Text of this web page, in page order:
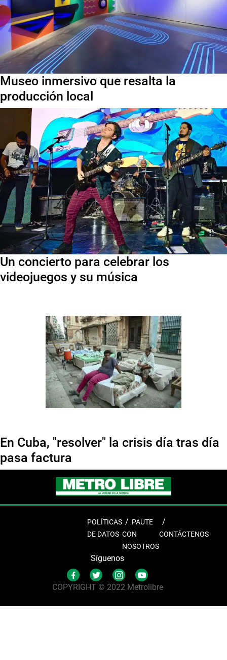
Museo inmersivo que resalta la
producción local
Un concierto para celebrar los
videojuegos y su música
En Cuba, "resolver" la crisis día tras día
pasa factura
POLÍTICAS
DE DATOS
PAUTE
CON
NOSOTROS
CONTÁCTENOS
Síguenos
COPYRIGHT © 2022 Metrolibre